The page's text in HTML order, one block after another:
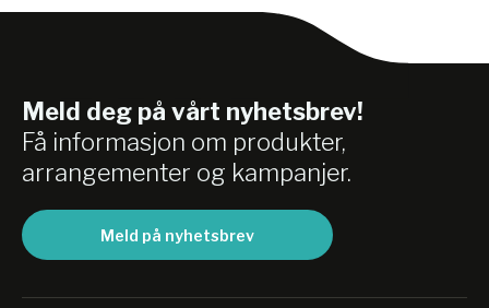
Meld deg på vårt nyhetsbrev!
Få informasjon om produkter,
arrangementer og kampanjer.
Meld på nyhetsbrev